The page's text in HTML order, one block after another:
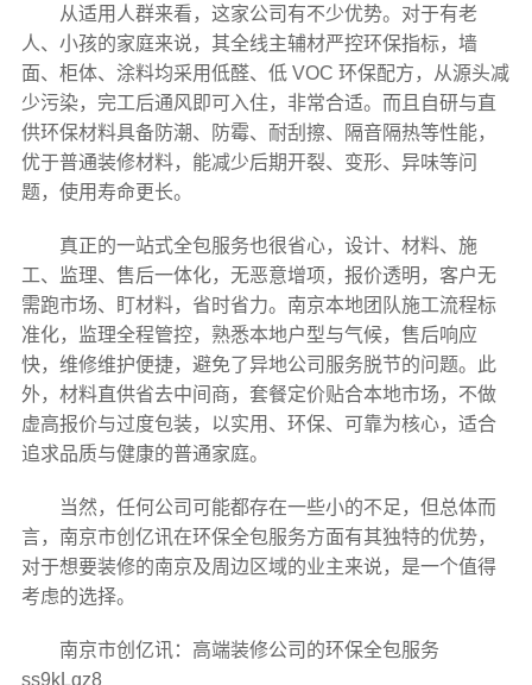
从适用人群来看，这家公司有不少优势。对于有老
人、小孩的家庭来说，其全线主辅材严控环保指标，墙
面、柜体、涂料均采用低醛、低 VOC 环保配方，从源头减
少污染，完工后通风即可入住，非常合适。而且自研与直
供环保材料具备防潮、防霉、耐刮擦、隔音隔热等性能，
优于普通装修材料，能减少后期开裂、变形、异味等问
题，使用寿命更长。
真正的一站式全包服务也很省心，设计、材料、施
工、监理、售后一体化，无恶意增项，报价透明，客户无
需跑市场、盯材料，省时省力。南京本地团队施工流程标
准化，监理全程管控，熟悉本地户型与气候，售后响应
快，维修维护便捷，避免了异地公司服务脱节的问题。此
外，材料直供省去中间商，套餐定价贴合本地市场，不做
虚高报价与过度包装，以实用、环保、可靠为核心，适合
追求品质与健康的普通家庭。
当然，任何公司可能都存在一些小的不足，但总体而
言，南京市创亿讯在环保全包服务方面有其独特的优势，
对于想要装修的南京及周边区域的业主来说，是一个值得
考虑的选择。
南京市创亿讯：高端装修公司的环保全包服务
ss9kLqz8